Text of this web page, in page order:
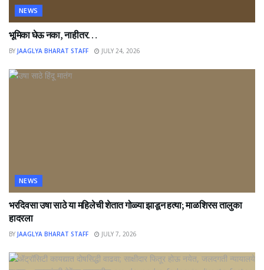
NEWS
भूमिका घेऊ नका, नाहीतर…
BY JAAGLYA BHARAT STAFF JULY 24, 2026
NEWS
भरदिवसा उषा साठे या महिलेची शेतात गोळ्या झाडून हत्या; माळशिरस तालुका
हादरला
BY JAAGLYA BHARAT STAFF JULY 7, 2026